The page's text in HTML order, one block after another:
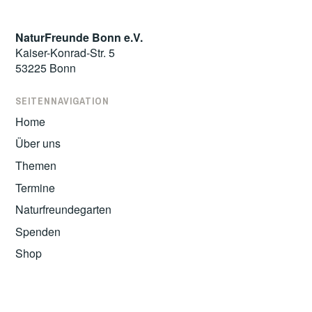
NaturFreunde Bonn e.V.
Kaiser-Konrad-Str. 5
53225 Bonn
SEITENNAVIGATION
Home
Über uns
Themen
Termine
Naturfreundegarten
Spenden
Shop